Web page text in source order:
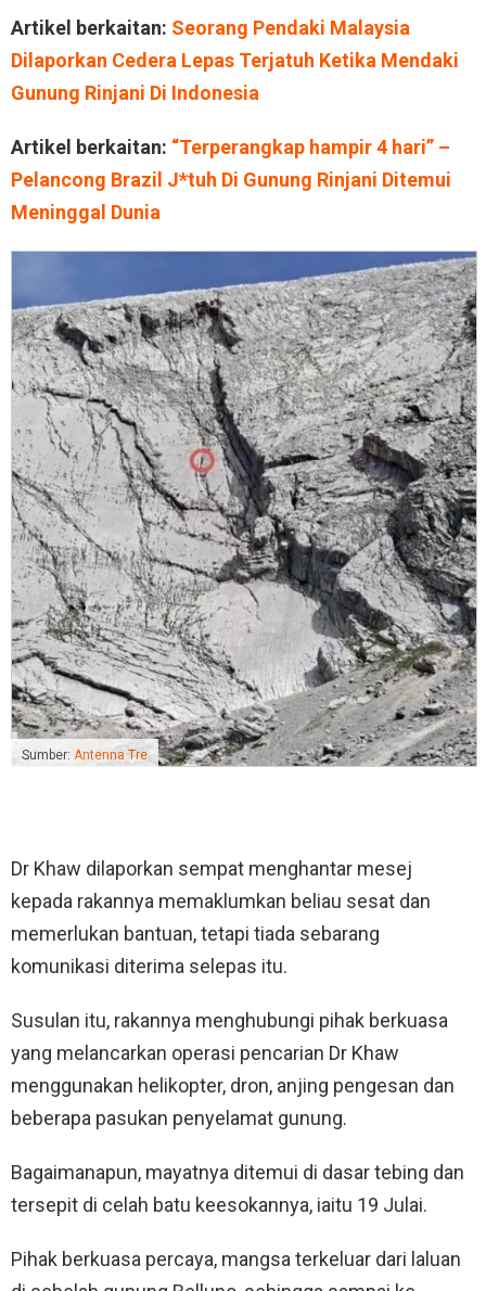
Artikel berkaitan: Seorang Pendaki Malaysia
Dilaporkan Cedera Lepas Terjatuh Ketika Mendaki
Gunung Rinjani Di Indonesia
Artikel berkaitan: “Terperangkap hampir 4 hari” –
Pelancong Brazil J*tuh Di Gunung Rinjani Ditemui
Meninggal Dunia
Sumber: Antenna Tre
Dr Khaw dilaporkan sempat menghantar mesej
kepada rakannya memaklumkan beliau sesat dan
memerlukan bantuan, tetapi tiada sebarang
komunikasi diterima selepas itu.
Susulan itu, rakannya menghubungi pihak berkuasa
yang melancarkan operasi pencarian Dr Khaw
menggunakan helikopter, dron, anjing pengesan dan
beberapa pasukan penyelamat gunung.
Bagaimanapun, mayatnya ditemui di dasar tebing dan
tersepit di celah batu keesokannya, iaitu 19 Julai.
Pihak berkuasa percaya, mangsa terkeluar dari laluan